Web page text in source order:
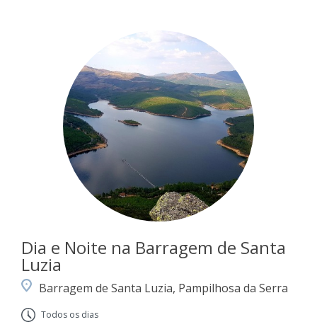
Dia e Noite na Barragem de Santa
Luzia
Barragem de Santa Luzia, Pampilhosa da Serra
Todos os dias